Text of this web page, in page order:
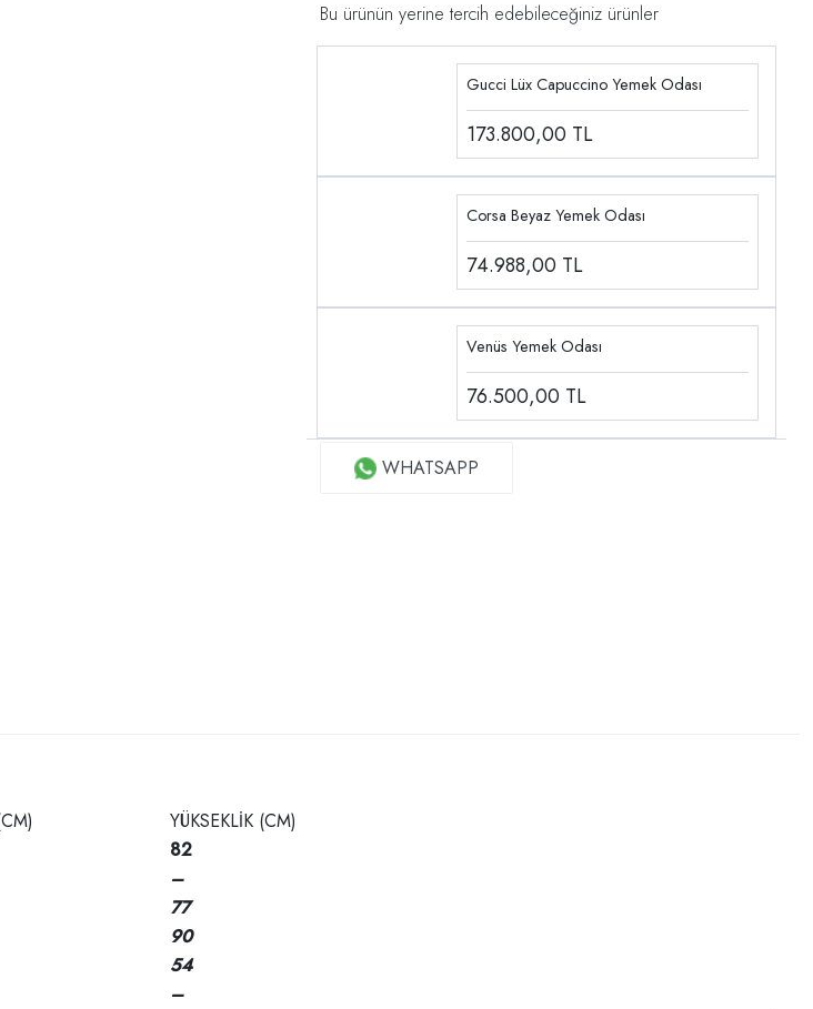
Bu ürünün yerine tercih edebileceğiniz ürünler
Gucci Lüx Capuccino Yemek Odası
173.800,00 TL
Corsa Beyaz Yemek Odası
74.988,00 TL
Venüs Yemek Odası
76.500,00 TL
WHATSAPP
YÜKSEKLİK (CM)
82
–
77
90
54
–